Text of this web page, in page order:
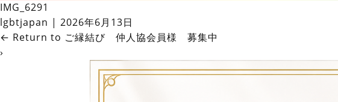
IMG_6291
lgbtjapan | 2026年6月13日
← Return to ご縁結び 仲人協会員様 募集中
›